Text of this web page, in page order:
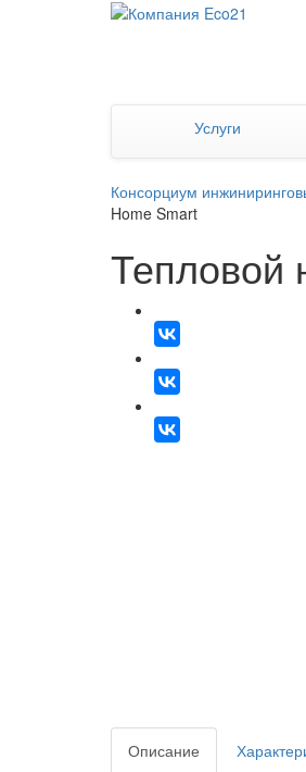
Услуги
Консорциум
Home Smart
Тепловой
Описание